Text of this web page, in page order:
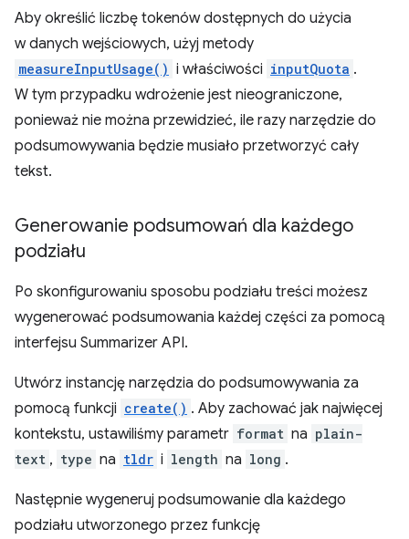
Aby określić liczbę tokenów dostępnych do użycia
w danych wejściowych, użyj metody
measureInputUsage() i właściwości inputQuota .
W tym przypadku wdrożenie jest nieograniczone,
ponieważ nie można przewidzieć, ile razy narzędzie do
podsumowywania będzie musiało przetworzyć cały
tekst.
Generowanie podsumowań dla każdego
podziału
Po skonfigurowaniu sposobu podziału treści możesz
wygenerować podsumowania każdej części za pomocą
interfejsu Summarizer API.
Utwórz instancję narzędzia do podsumowywania za
pomocą funkcji create() . Aby zachować jak najwięcej
kontekstu, ustawiliśmy parametr format na plain-
text , type na tldr i length na long .
Następnie wygeneruj podsumowanie dla każdego
podziału utworzonego przez funkcję